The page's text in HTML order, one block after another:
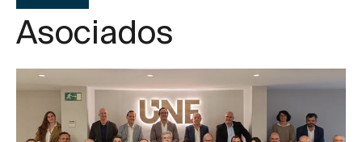
Asociados